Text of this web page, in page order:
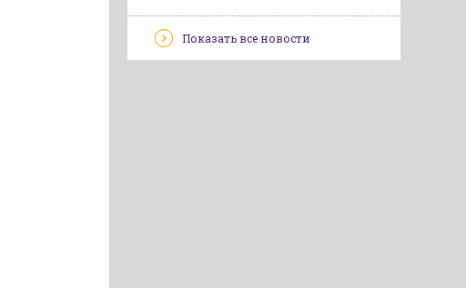
Показать все новости